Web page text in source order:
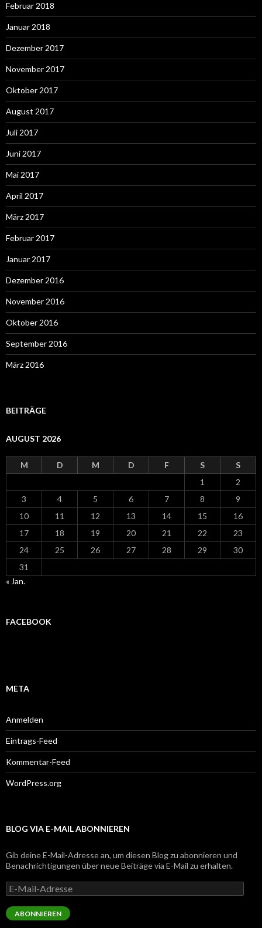
Februar 2018
Januar 2018
Dezember 2017
November 2017
Oktober 2017
August 2017
Juli 2017
Juni 2017
Mai 2017
April 2017
März 2017
Februar 2017
Januar 2017
Dezember 2016
November 2016
Oktober 2016
September 2016
März 2016
BEITRÄGE
AUGUST 2026
M D M D F S
S
1
2
3
4 5 6 7 8
9
10
11 12 13 14 15
16
17
18 19 20 21 22
23
24
25 26 27 28 29
30
31
« Jan.
FACEBOOK
META
Anmelden
Eintrags-Feed
Kommentar-Feed
WordPress.org
BLOG VIA E-MAIL ABONNIEREN
Gib deine E-Mail-Adresse an, um diesen Blog zu abonnieren und
Benachrichtigungen über neue Beiträge via E-Mail zu erhalten.
E-
Mail-
Adresse
ABONNIEREN